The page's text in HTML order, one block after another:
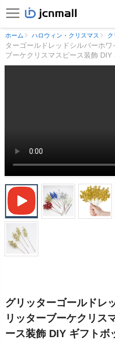
ホーム ハロウィン・クリスマス ク
ターゴールドレッドシルバーホ
ブーケクリスマスピース装飾
グリッターゴールドレ
リッターブーケクリス
ース装飾 DIY ギフトボ